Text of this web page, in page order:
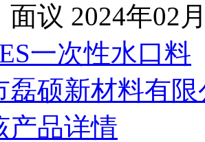
面议 2024年02
一次性水口料
磊硕新材料有限
产品详情